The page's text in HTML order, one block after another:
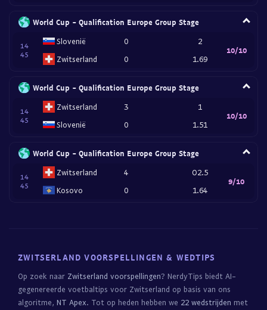
World Cup - Qualification Europe Group Stage
14
45
Slovenië
Zwitserland
0
0
2
1.69
10/10
World Cup - Qualification Europe Group Stage
14
45
Zwitserland
Slovenië
3
0
1
1.51
10/10
World Cup - Qualification Europe Group Stage
14
45
Zwitserland
Kosovo
4
0
O2.5
1.64
9/10
ZWITSERLAND VOORSPELLINGEN & WEDTIPS
Op zoek naar Zwitserland voorspellingen? NerdyTips biedt AI-
gegenereerde voetbaltips voor Zwitserland op basis van ons
algoritme, NT Apex. Tot op heden hebben we 22 wedstrijden met